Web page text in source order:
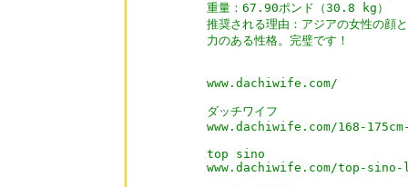
重量：67.90ポンド（30.8 kg）
推奨される理由：アジアの女性の顔
力のある性格。完璧です！
www.dachiwife.com/
ダッチワイフ
www.dachiwife.com/168-
top sino
www.dachiwife.com/top-